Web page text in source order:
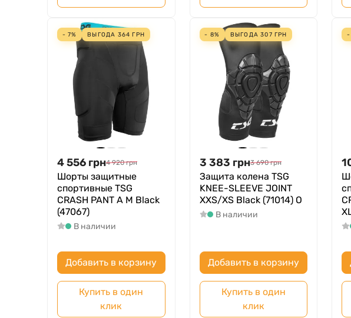
- 7% ВЫГОДА 364 ГРН
4 556 грн4 920 грн
Шорты защитные
спортивные TSG
CRASH PANT A M Black
(47067)
В наличии
Добавить в корзину
Купить в один
клик
- 8% ВЫГОДА307 ГРН
3 383 грн3 690 грн
Защита колена TSG
KNEE-SLEEVE JOINT
XXS/XS Black (71014) O
В наличии
Добавить в корзину
Купить в один
клик
-